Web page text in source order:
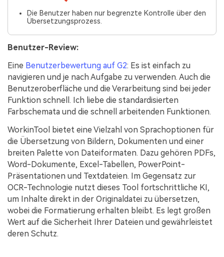
Die Benutzer haben nur begrenzte Kontrolle über den
Übersetzungsprozess.
Benutzer-Review:
Eine Benutzerbewertung auf G2: Es ist einfach zu
navigieren und je nach Aufgabe zu verwenden. Auch die
Benutzeroberfläche und die Verarbeitung sind bei jeder
Funktion schnell. Ich liebe die standardisierten
Farbschemata und die schnell arbeitenden Funktionen.
WorkinTool bietet eine Vielzahl von Sprachoptionen für
die Übersetzung von Bildern, Dokumenten und einer
breiten Palette von Dateiformaten. Dazu gehören PDFs,
Word-Dokumente, Excel-Tabellen, PowerPoint-
Präsentationen und Textdateien. Im Gegensatz zur
OCR-Technologie nutzt dieses Tool fortschrittliche KI,
um Inhalte direkt in der Originaldatei zu übersetzen,
wobei die Formatierung erhalten bleibt. Es legt großen
Wert auf die Sicherheit Ihrer Dateien und gewährleistet
deren Schutz.